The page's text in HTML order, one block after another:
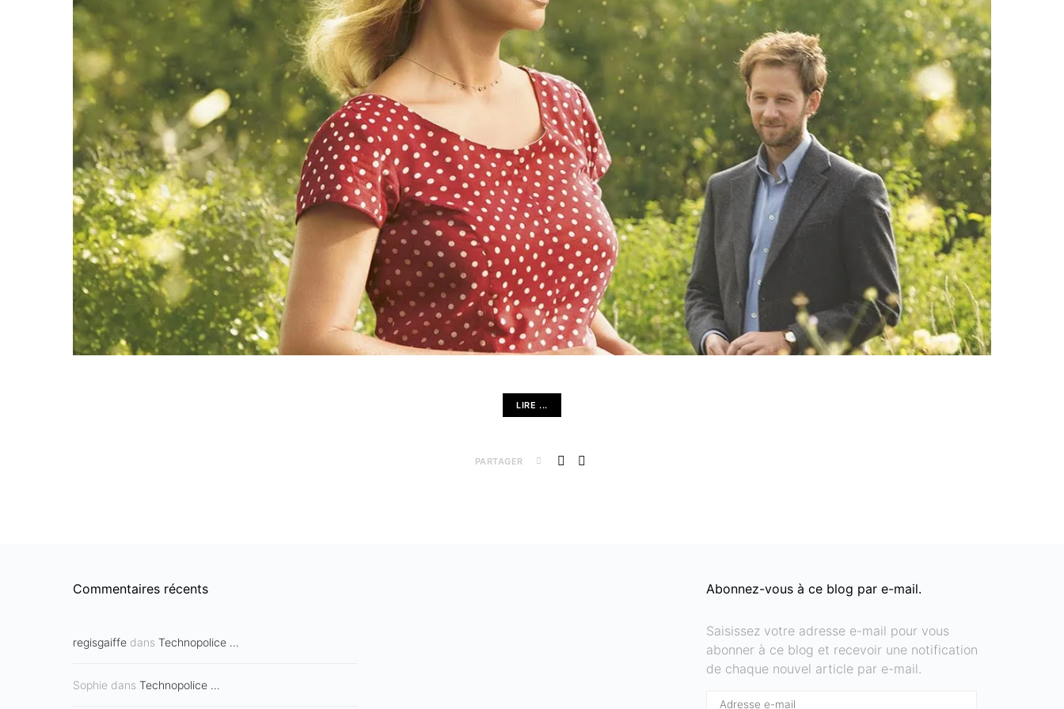
LIRE ...
PARTAGER
Commentaires récents
regisgaiffe dans Technopolice …
Sophie dans Technopolice …
Abonnez-vous à ce blog par e-mail.
Saisissez votre adresse e-mail pour vous
abonner à ce blog et recevoir une notification
de chaque nouvel article par e-mail.